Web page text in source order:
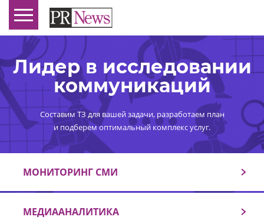
Лидер в исследовании
коммуникаций
Составим ТЗ для вашей задачи, разработаем план
и подберем оптимальный комплекс услуг.
МОНИТОРИНГ СМИ
МЕДИААНАЛИТИКА